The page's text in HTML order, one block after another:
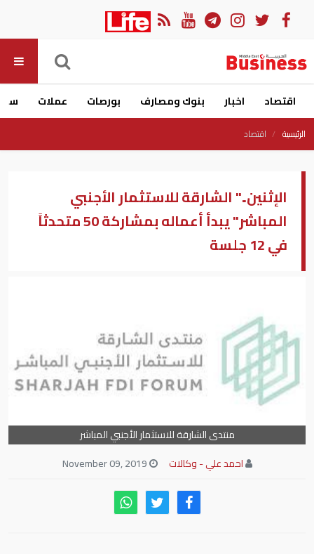
اقتصاد اخبار بنوك ومصارف بورصات عملات
الرئيسية اقتصاد
الإثنين.." الشارقة للاستثمار الأجنبي
المباشر" يبدأ أعماله بمشاركة 50 متحدثاً
في 12 جلسة
منتدى الشارقة للاستثمار الأجنبي المباشر
احمد علي - وكالات